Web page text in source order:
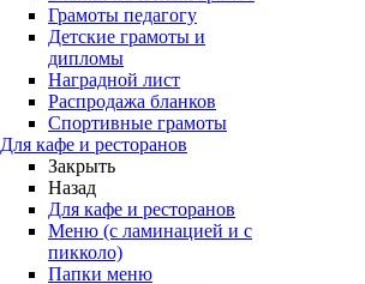
Грамоты педагогу
Детские грамоты и
дипломы
Наградной лист
Распродажа бланков
Спортивные грамоты
Для кафе и ресторанов
Закрыть
Назад
Для кафе и ресторанов
Меню (с ламинацией и с
пикколо)
Папки меню